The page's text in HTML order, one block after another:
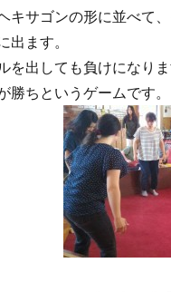
キサゴンの形に並べて
出ます。
を出しても負けになりま
勝ちというゲームです。